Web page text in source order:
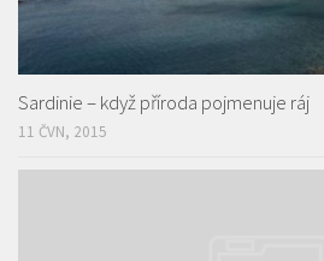
Sardinie – když příroda pojmenuje ráj
11 ČVN, 2015